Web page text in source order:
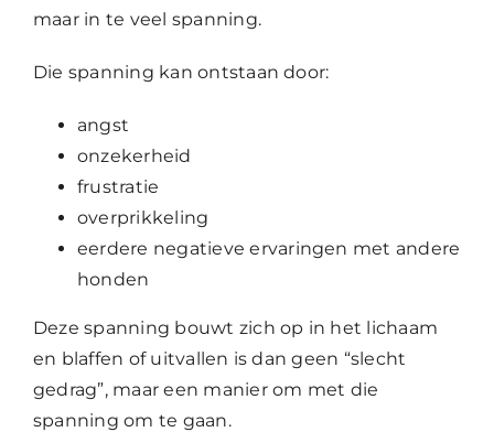
maar in te veel spanning.
Die spanning kan ontstaan door:
angst
onzekerheid
frustratie
overprikkeling
eerdere negatieve ervaringen met andere
honden
Deze spanning bouwt zich op in het lichaam
en blaffen of uitvallen is dan geen “slecht
gedrag”, maar een manier om met die
spanning om te gaan.